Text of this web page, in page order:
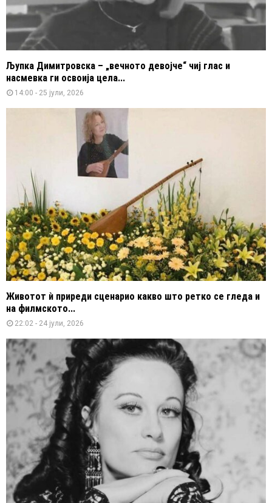
Љупка Димитровска – „вечното девојче“ чиј глас и
насмевка ги освоија цела...
14:00 - 25 јули, 2026
Животот ѝ приреди сценарио какво што ретко се гледа и
на филмското...
22:02 - 24 јули, 2026